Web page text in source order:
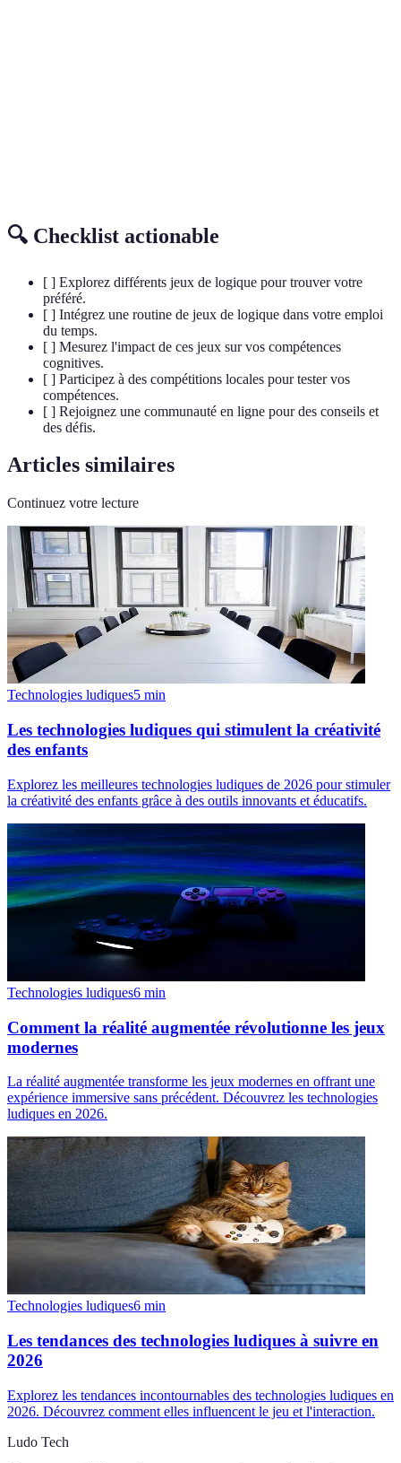
🔍 Checklist actionable
[ ] Explorez différents jeux de logique pour trouver votre
préféré.
[ ] Intégrez une routine de jeux de logique dans votre emploi
du temps.
[ ] Mesurez l'impact de ces jeux sur vos compétences
cognitives.
[ ] Participez à des compétitions locales pour tester vos
compétences.
[ ] Rejoignez une communauté en ligne pour des conseils et
des défis.
Articles similaires
Continuez votre lecture
Technologies ludiques5 min
Les technologies ludiques qui stimulent la créativité
des enfants
Explorez les meilleures technologies ludiques de 2026 pour stimuler
la créativité des enfants grâce à des outils innovants et éducatifs.
Technologies ludiques6 min
Comment la réalité augmentée révolutionne les jeux
modernes
La réalité augmentée transforme les jeux modernes en offrant une
expérience immersive sans précédent. Découvrez les technologies
ludiques en 2026.
Technologies ludiques6 min
Les tendances des technologies ludiques à suivre en
2026
Explorez les tendances incontournables des technologies ludiques en
2026. Découvrez comment elles influencent le jeu et l'interaction.
Ludo Tech